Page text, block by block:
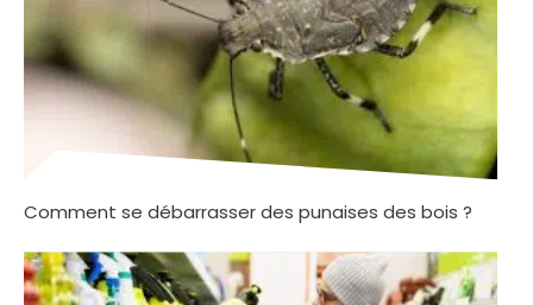
Comment se débarrasser des punaises des bois ?